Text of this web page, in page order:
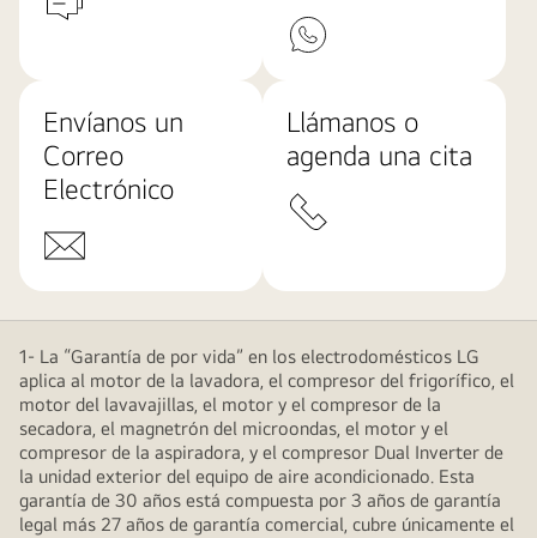
Envíanos un
Correo
Electrónico
Llámanos o
agenda una cita
1- La “Garantía de por vida” en los electrodomésticos LG
aplica al motor de la lavadora, el compresor del frigorífico, el
motor del lavavajillas, el motor y el compresor de la
secadora, el magnetrón del microondas, el motor y el
compresor de la aspiradora, y el compresor Dual Inverter de
la unidad exterior del equipo de aire acondicionado. Esta
garantía de 30 años está compuesta por 3 años de garantía
legal más 27 años de garantía comercial, cubre únicamente el